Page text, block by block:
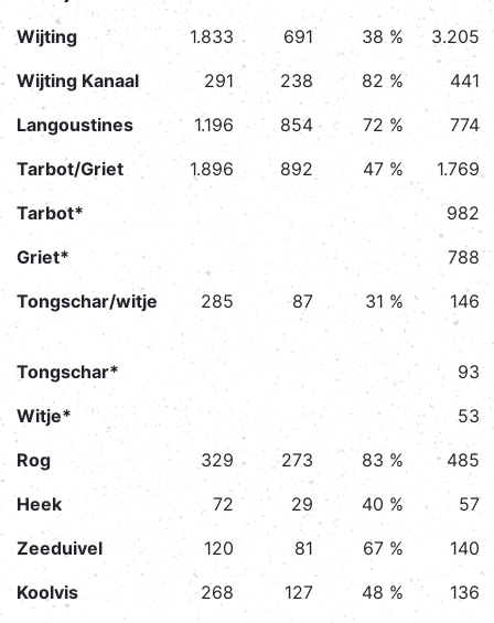
Wijting
1.833 691 38 %
3.205
Wijting Kanaal
291 238 82 %
441
Langoustines
1.196 854 72 %
774
Tarbot/Griet
1.896 892 47 %
1.769
Tarbot*
982
Griet*
788
Tongschar/witje
285 87 31 % 146
Tongschar*
93
Witje*
53
Rog
329 273 83 %
485
Heek
72 29 40 %
57
Zeeduivel
120 81 67 %
140
Koolvis
268 127 48 %
136